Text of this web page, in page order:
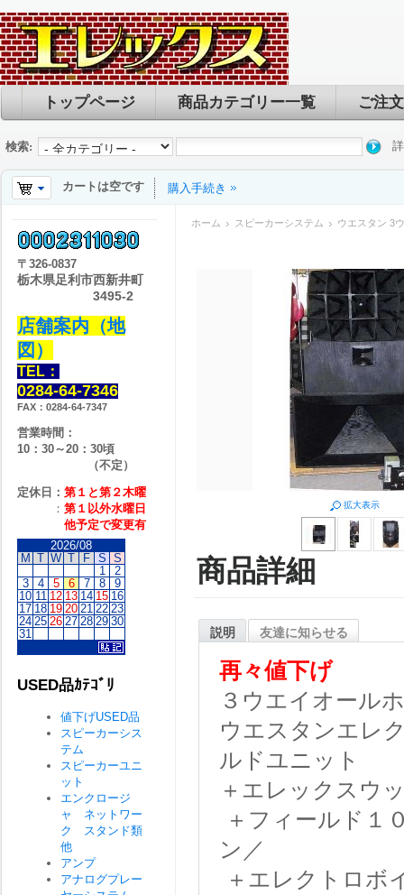
トップページ 商品カテゴリー一覧 ご注
検索:
カートは空です 購入手続き
ホーム スピーカーシステム ウエスタン 3
拡大表示
商品詳細
説明 友達に知らせる
再々値下げ
３ウエイオール
ウエスタンエレ
ルドユニット
＋エレックスウ
＋フィールド１
ン／
＋エレクトロボ
〒 326-0837
栃木県足利市西新井町
3495-2
店舗案内（地
図）
TEL：
0284-64-7346
FAX：0284-64-7347
営業時間：
10：30～20：30頃
（不定）
定休日： 第１と第２木曜
： 第１以外水曜日
他予定で変更有
2026/08
M T W T F S S
1
2
3
4 5 6 7 8
9
10 11 12 13 14 15 16
17 18 19 20 21 22 23
24 25 26 27 28 29 30
31
USED品ｶﾃｺﾞﾘ
値下げUSED品
スピーカーシス
テム
スピーカーユニ
ット
エンクロージ
ャ ネットワー
ク スタンド類
他
アンプ
アナログプレー